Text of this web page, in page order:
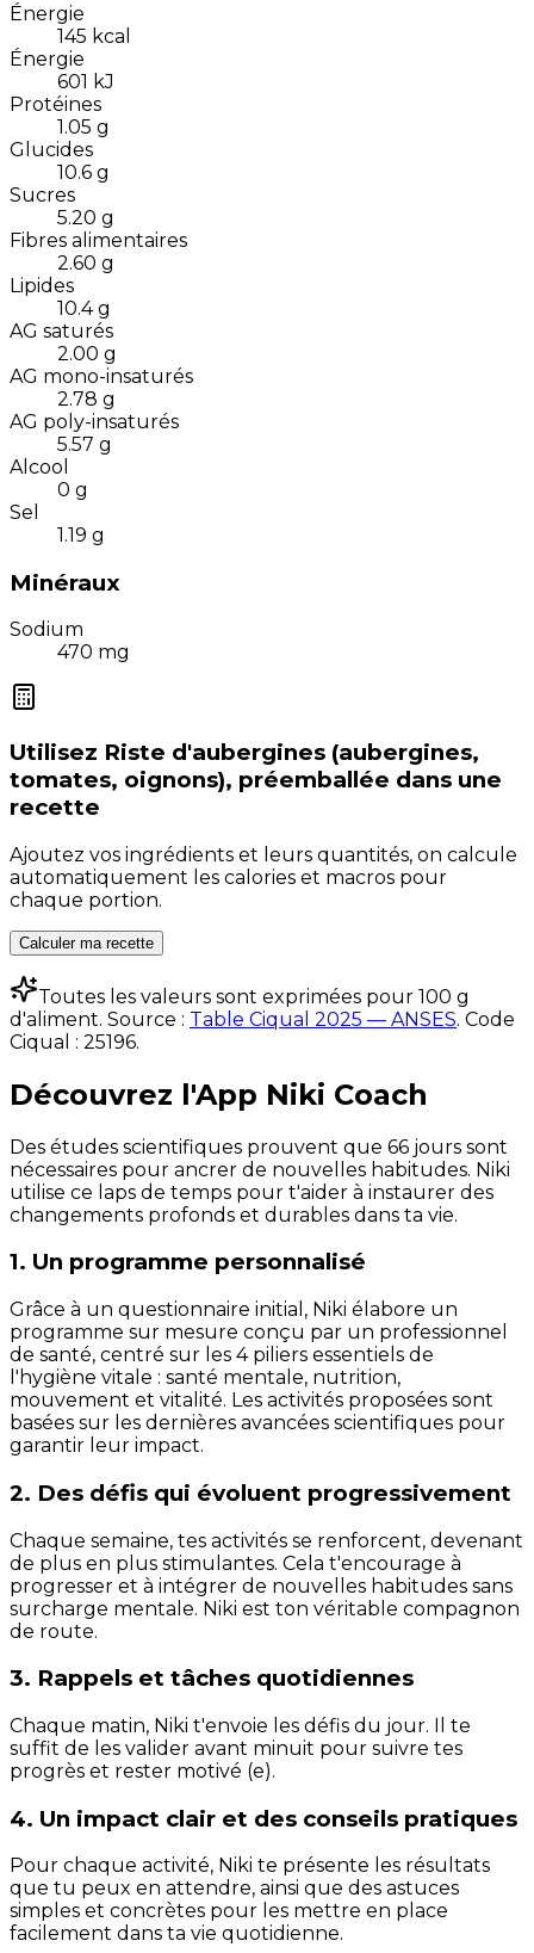
Énergie
145 kcal
Énergie
601 kJ
Protéines
1.05 g
Glucides
10.6 g
Sucres
5.20 g
Fibres alimentaires
2.60 g
Lipides
10.4 g
AG saturés
2.00 g
AG mono-insaturés
2.78 g
AG poly-insaturés
5.57 g
Alcool
0 g
Sel
1.19 g
Minéraux
Sodium
470 mg
Utilisez Riste d'aubergines (aubergines,
tomates, oignons), préemballée dans une
recette
Ajoutez vos ingrédients et leurs quantités, on calcule
automatiquement les calories et macros pour
chaque portion.
Calculer ma recette
Toutes les valeurs sont exprimées pour 100 g
d'aliment. Source : Table Ciqual 2025 — ANSES. Code
Ciqual : 25196.
Découvrez l'App Niki Coach
Des études scientifiques prouvent que 66 jours sont
nécessaires pour ancrer de nouvelles habitudes. Niki
utilise ce laps de temps pour t'aider à instaurer des
changements profonds et durables dans ta vie.
1. Un programme personnalisé
Grâce à un questionnaire initial, Niki élabore un
programme sur mesure conçu par un professionnel
de santé, centré sur les 4 piliers essentiels de
l'hygiène vitale : santé mentale, nutrition,
mouvement et vitalité. Les activités proposées sont
basées sur les dernières avancées scientifiques pour
garantir leur impact.
2. Des défis qui évoluent progressivement
Chaque semaine, tes activités se renforcent, devenant
de plus en plus stimulantes. Cela t'encourage à
progresser et à intégrer de nouvelles habitudes sans
surcharge mentale. Niki est ton véritable compagnon
de route.
3. Rappels et tâches quotidiennes
Chaque matin, Niki t'envoie les défis du jour. Il te
suffit de les valider avant minuit pour suivre tes
progrès et rester motivé (e).
4. Un impact clair et des conseils pratiques
Pour chaque activité, Niki te présente les résultats
que tu peux en attendre, ainsi que des astuces
simples et concrètes pour les mettre en place
facilement dans ta vie quotidienne.